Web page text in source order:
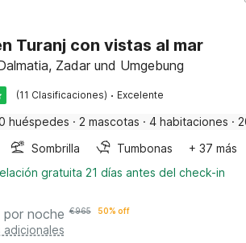
Turanj con vistas al mar
Zadar und Umgebung
(11 Clasificaciones) · Excelente
huéspedes · 2 mascotas · 4 habitaciones ·
Sombrilla Tumbonas
+ 37 más
gratuita 21 días antes del check-in
por noche €965 50% off
adicionales